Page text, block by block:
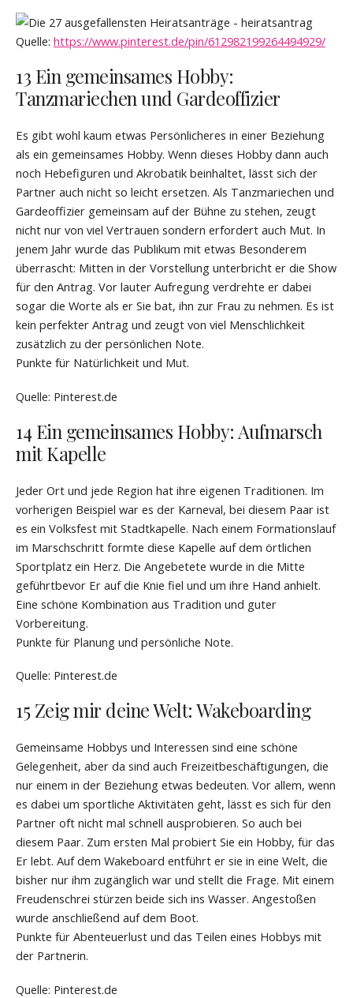
Quelle: https://www.pinterest.de/pin/612982199264494929/
13 Ein gemeinsames Hobby:
Tanzmariechen und Gardeoffizier
Es gibt wohl kaum etwas Persönlicheres in einer Beziehung
als ein gemeinsames Hobby. Wenn dieses Hobby dann auch
noch Hebefiguren und Akrobatik beinhaltet, lässt sich der
Partner auch nicht so leicht ersetzen. Als Tanzmariechen und
Gardeoffizier gemeinsam auf der Bühne zu stehen, zeugt
nicht nur von viel Vertrauen sondern erfordert auch Mut. In
jenem Jahr wurde das Publikum mit etwas Besonderem
überrascht: Mitten in der Vorstellung unterbricht er die Show
für den Antrag. Vor lauter Aufregung verdrehte er dabei
sogar die Worte als er Sie bat, ihn zur Frau zu nehmen. Es ist
kein perfekter Antrag und zeugt von viel Menschlichkeit
zusätzlich zu der persönlichen Note.
Punkte für Natürlichkeit und Mut.
Quelle: Pinterest.de
14 Ein gemeinsames Hobby: Aufmarsch
mit Kapelle
Jeder Ort und jede Region hat ihre eigenen Traditionen. Im
vorherigen Beispiel war es der Karneval, bei diesem Paar ist
es ein Volksfest mit Stadtkapelle. Nach einem Formationslauf
im Marschschritt formte diese Kapelle auf dem örtlichen
Sportplatz ein Herz. Die Angebetete wurde in die Mitte
geführtbevor Er auf die Knie fiel und um ihre Hand anhielt.
Eine schöne Kombination aus Tradition und guter
Vorbereitung.
Punkte für Planung und persönliche Note.
Quelle: Pinterest.de
15 Zeig mir deine Welt: Wakeboarding
Gemeinsame Hobbys und Interessen sind eine schöne
Gelegenheit, aber da sind auch Freizeitbeschäftigungen, die
nur einem in der Beziehung etwas bedeuten. Vor allem, wenn
es dabei um sportliche Aktivitäten geht, lässt es sich für den
Partner oft nicht mal schnell ausprobieren. So auch bei
diesem Paar. Zum ersten Mal probiert Sie ein Hobby, für das
Er lebt. Auf dem Wakeboard entführt er sie in eine Welt, die
bisher nur ihm zugänglich war und stellt die Frage. Mit einem
Freudenschrei stürzen beide sich ins Wasser. Angestoßen
wurde anschließend auf dem Boot.
Punkte für Abenteuerlust und das Teilen eines Hobbys mit
der Partnerin.
Quelle: Pinterest.de